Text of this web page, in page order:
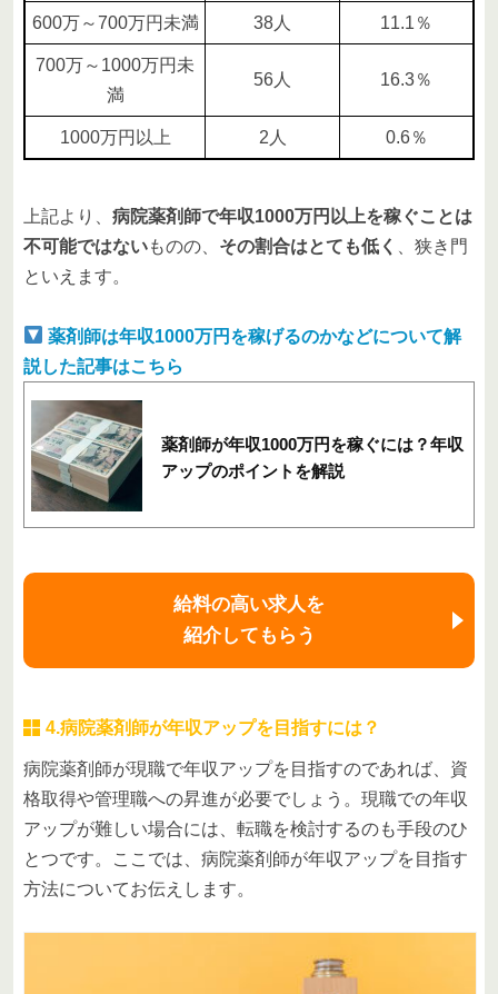
600万～700万円未満 38人 11.1％
700万～1000万円未
満
56人 16.3％
1000万円以上 2人 0.6％
上記より、 病院薬剤師で年収1000万円以上を稼ぐことは
不可能ではないものの、 その割合はとても低く
、狭き門
といえます。
薬剤師は年収1000万円を稼げるのかなどについて解
説した記事はこちら
薬剤師が年収1000万円を稼ぐには？年収
アップのポイントを解説
給料の高い求人を
紹介してもらう
4.病院薬剤師が年収アップを目指すには？
病院薬剤師が現職で年収アップを目指すのであれば、資
格取得や管理職への昇進が必要でしょう。現職での年収
アップが難しい場合には、転職を検討するのも手段のひ
とつです。ここでは、病院薬剤師が年収アップを目指す
方法についてお伝えします。